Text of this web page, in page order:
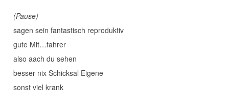
(Pause)
sagen sein fantastisch reproduktiv
gute Mit…fahrer
also aach du sehen
besser nix Schicksal Eigene
sonst viel krank